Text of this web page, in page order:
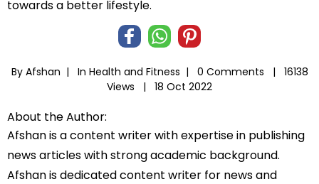
towards a better lifestyle.
By Afshan | In Health and Fitness | 0 Comments |
16138
Views |
18 Oct 2022
About the Author:
Afshan is a content writer with expertise in publishing
news articles with strong academic background.
Afshan is dedicated content writer for news and